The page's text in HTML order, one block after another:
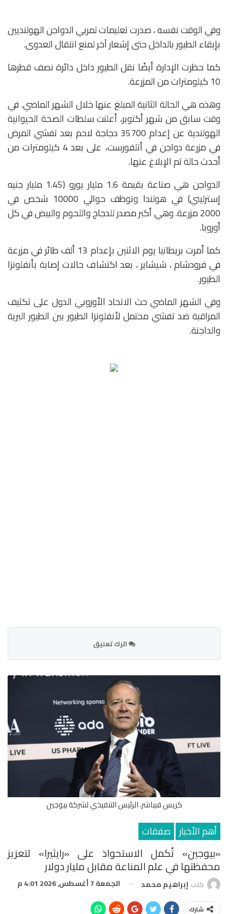
وفي الوقت نفسه ، صدرت تعليمات لمربي الدواجن الهولنديين
بإبقاء الطيور بالداخل حتى إشعار آخر لمنع انتقال العدوى.
كما حظرت الإدارة أيضًا نقل الطيور داخل دائرة نصف قطرها
10 كيلومترات من المزرعة.
وهذه هي الحالة الثانية المبلغ عنها خلال الشهر الماضي. في
وقت سابق من شهر أكتوبر، أعلنت سلطات الصحة الحيوانية
الهولندية عن إعدام 35700 دجاجة لاحم بعد تفشي المرض
في مزرعة دواجن في أتلفورست، على بعد 4 كيلومترات من
أحدث حالة تم الإبلاغ عنها.
الدواجن هي صناعة بقيمة 1.6 مليار يورو (1.45 مليار جنيه
إسترليني) في هولندا وتوظف حوالي 10000 شخص في
2000 مزرعة. وهي أكبر مصدر للدجاج واللحوم والبيض في كل
أوروبا.
كما أمرت بريطانيا يوم الاثنين بإعدام 13 ألف طائر في مزرعة
في فرودشام ، شيشاير ، بعد اكتشاف حالات إصابة بأنفلونزا
الطيور.
وفي الشهر الماضي حث الاتحاد الأوروبي الدول على تكثيف
المراقبة ضد تفشي محتمل لأنفلونزا الطيور بين الطيور البرية
والداجنة.
اترك تعليق
كريس فيباشر، الرئيس التنفيذي لشركة بيوجين
أهم الأخبار صفقات
«بيوجين» تُكمل الاستحواذ على «رايثيرا» لتعزيز
محفظتها في علم المناعة مقابل مليار دولار
كتب إبراهيم محمد الجمعة 7 أغسطس, 2026 4:01 م
شارك